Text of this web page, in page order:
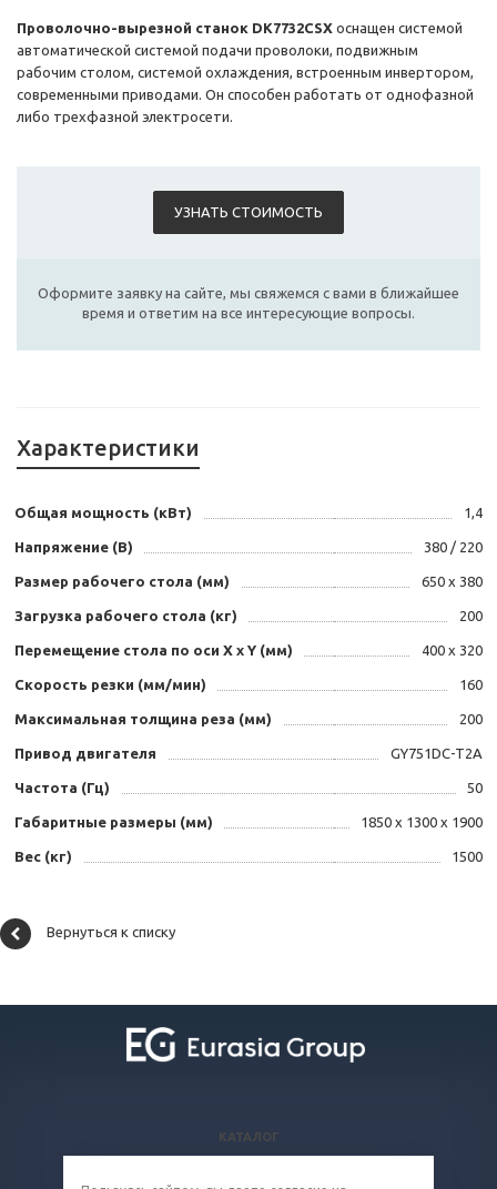
Проволочно-вырезной станок DK7732CSX оснащен системой
автоматической системой подачи проволоки, подвижным
рабочим столом, системой охлаждения, встроенным инвертором,
современными приводами. Он способен работать от однофазной
либо трехфазной электросети.
УЗНАТЬ СТОИМОСТЬ
Оформите заявку на сайте, мы свяжемся с вами в ближайшее
время и ответим на все интересующие вопросы.
Характеристики
Общая мощность (кВт) 1,4
Напряжение (В) 380 / 220
Размер рабочего стола (мм) 650 х 380
Загрузка рабочего стола (кг) 200
Перемещение стола по оси X х Y (мм) 400 х 320
Скорость резки (мм/мин) 160
Максимальная толщина реза (мм) 200
Привод двигателя GY751DC-T2A
Частота (Гц) 50
Габаритные размеры (мм) 1850 х 1300 х 1900
Вес (кг) 1500
Вернуться к списку
КАТАЛОГ